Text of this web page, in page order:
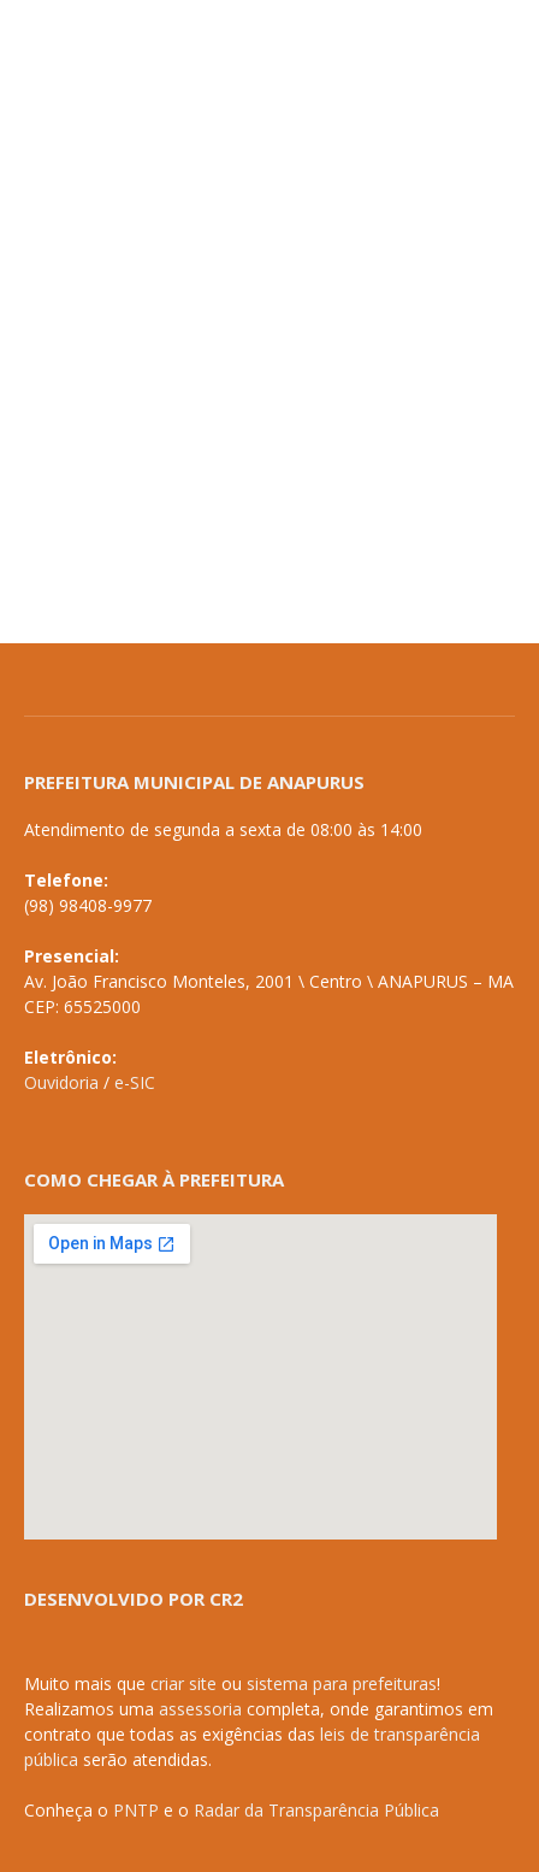
PREFEITURA MUNICIPAL DE ANAPURUS
Atendimento de segunda a sexta de 08:00 às 14:00
Telefone:
(98) 98408-9977
Presencial:
Av. João Francisco Monteles, 2001 \ Centro \ ANAPURUS – MA
CEP: 65525000
Eletrônico:
Ouvidoria / e-SIC
COMO CHEGAR À PREFEITURA
DESENVOLVIDO POR CR2
Muito mais que criar site ou sistema para prefeituras!
Realizamos uma assessoria completa, onde garantimos em
contrato que todas as exigências das leis de transparência
pública serão atendidas.
Conheça o PNTP e o Radar da Transparência Pública